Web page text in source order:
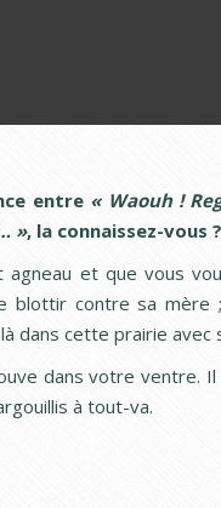
entre « Waouh !
», la connaissez-
et que vous
blottir contre sa
dans cette prairie
dans votre ventre.
à tout-va.